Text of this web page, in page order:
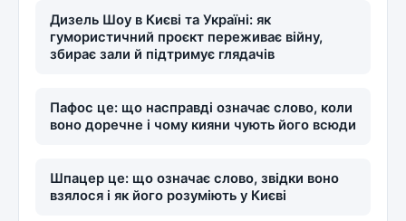
Дизель Шоу в Києві та Україні: як
гумористичний проєкт переживає війну,
збирає зали й підтримує глядачів
Пафос це: що насправді означає слово, коли
воно доречне і чому кияни чують його всюди
Шпацер це: що означає слово, звідки воно
взялося і як його розуміють у Києві